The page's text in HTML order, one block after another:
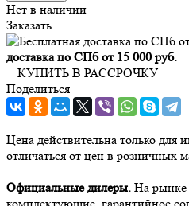
Нет в наличии
Заказать
доставка по СПб от 15 000 руб.
КУПИТЬ В РАССРОЧКУ
Поделиться
Цена действительна только для
отличаться от цен в розничных
Официальные дилеры. На рынке